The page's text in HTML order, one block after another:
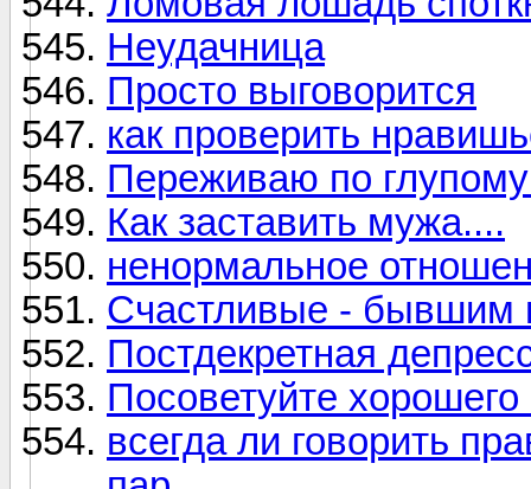
Неудачница
Просто выговорится
как проверить
Переживаю по
Как заставить мужа....
ненормальное
Счастливые - бывшим
Постдекретная
Посоветуйте
всегда ли говорить